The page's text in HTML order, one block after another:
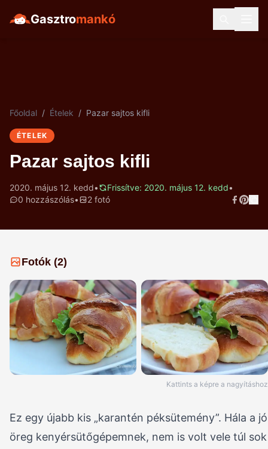
Gasztromankó
Főoldal / Ételek / Pazar sajtos kifli
ÉTELEK
Pazar sajtos kifli
2020. május 12. kedd• Frissítve: 2020. május 12. kedd•
0 hozzászólás• 2 fotó
Fotók (2)
Kattints a képre a nagyításhoz
Ez egy újabb kis „karantén péksütemény”. Hála a jó
öreg kenyérsütőgépemnek, nem is volt vele túl sok